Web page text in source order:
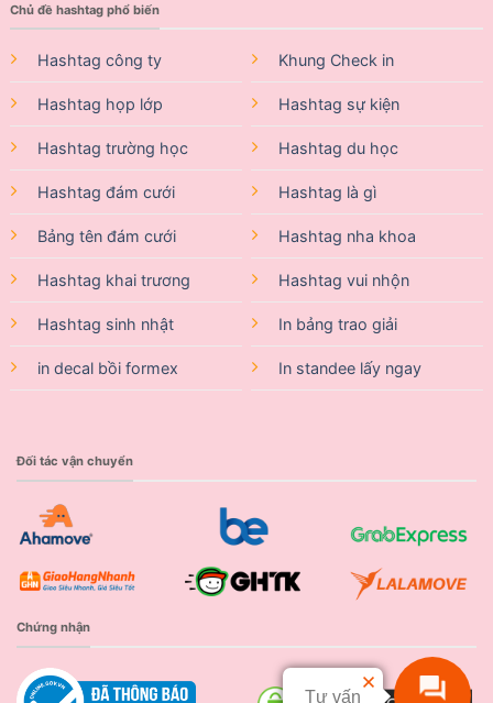
Chủ đề hashtag phổ biến
Hashtag công ty
Hashtag họp lớp
Hashtag trường học
Hashtag đám cưới
Bảng tên đám cưới
Hashtag khai trương
Hashtag sinh nhật
in decal bồi formex
Khung Check in
Hashtag sự kiện
Hashtag du học
Hashtag là gì
Hashtag nha khoa
Hashtag vui nhộn
In bảng trao giải
In standee lấy ngay
Đối tác vận chuyển
Chứng nhận
Tư vấn